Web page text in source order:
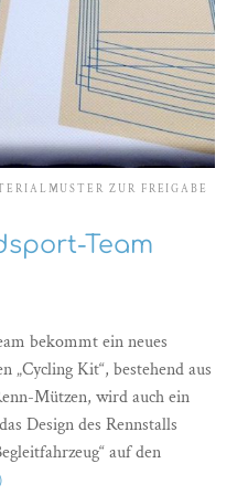
ZUR FREIGABE
Team
bekommt ein neues
„Cycling Kit“, bestehend aus
Mützen, wird auch ein
Design des Rennstalls
auf den